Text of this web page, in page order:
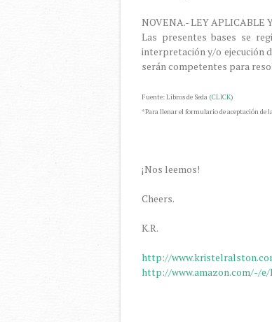
NOVENA.- LEY APLICABLE
Las presentes bases se
interpretación y/o ejecución
serán competentes para
Fuente: Libros de Seda (CLICK)
*Para llenar el formulario de aceptación de
¡Nos leemos!
Cheers.
K.R.
http://
http://www.amazon.com/-/e/